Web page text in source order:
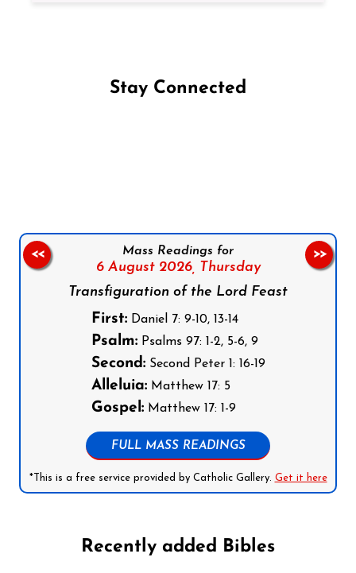
Stay Connected
Mass Readings for
6 August 2026, Thursday
Transfiguration of the Lord Feast
First:Daniel 7: 9-10, 13-14
Psalm:Psalms 97: 1-2, 5-6, 9
Second:Second Peter 1: 16-19
Alleluia:Matthew 17: 5
Gospel:Matthew 17: 1-9
FULL MASS READINGS
*This is a free service provided by Catholic Gallery. Get it here
<< >>
Recently added Bibles